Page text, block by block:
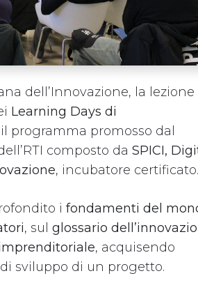
dell’Innovazione, la lezione
Learning Days di
il programma promosso dal
composto da SPICI,
, incubatore certificato.
i fondamenti del
, sul glossario
, acquisendo
sviluppo di un progetto.
Home